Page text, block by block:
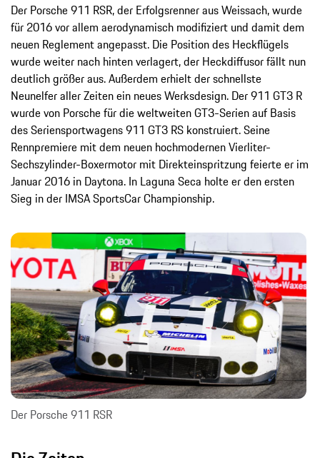
Der Porsche 911 RSR, der Erfolgsrenner aus Weissach, wurde
für 2016 vor allem aerodynamisch modifiziert und damit dem
neuen Reglement angepasst. Die Position des Heckflügels
wurde weiter nach hinten verlagert, der Heckdiffusor fällt nun
deutlich größer aus. Außerdem erhielt der schnellste
Neunelfer aller Zeiten ein neues Werksdesign. Der 911 GT3 R
wurde von Porsche für die weltweiten GT3-Serien auf Basis
des Seriensportwagens 911 GT3 RS konstruiert. Seine
Rennpremiere mit dem neuen hochmodernen Vierliter-
Sechszylinder-Boxermotor mit Direkteinspritzung feierte er im
Januar 2016 in Daytona. In Laguna Seca holte er den ersten
Sieg in der IMSA SportsCar Championship.
Der Porsche 911 RSR